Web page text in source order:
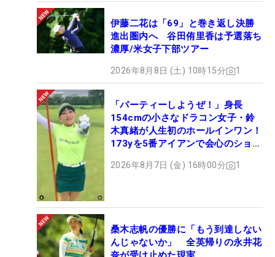
伊藤二花は「69」と巻き返し決勝
進出圏内へ 谷田侑里香は予選落ち
濃厚/米女子下部ツアー
2026年8月8日 (土) 10時15分 1
「パーティーしようぜ！」身長
154cmの小さなドラコン女子・鈴
木真緒が人生初のホールインワン！
173yを5番アイアンで会心のショッ
2026年8月7日 (金) 16時00分 1
桑木志帆の優勝に「もう到達しない
んじゃないか」 全英帰りの永井花